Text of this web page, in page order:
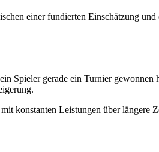
einer fundierten Einschätzung und
Spieler gerade ein Turnier gewonnen
konstanten Leistungen über längere